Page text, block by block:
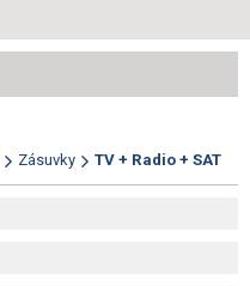
Zásuvky TV + Radio + SAT